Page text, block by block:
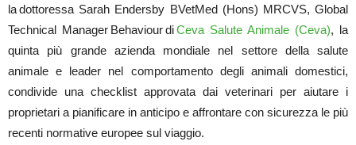
la dottoressa Sarah Endersby BVetMed (Hons) MRCVS, Global
Technical Manager Behaviour diCeva Salute Animale (Ceva), la
quinta più grande azienda mondiale nel settore della salute
animale e leader nel comportamento degli animali domestici,
condivide una checklist approvata dai veterinari per aiutare i
proprietari a pianificare in anticipo e affrontare con sicurezza le più
recenti normative europee sul viaggio.